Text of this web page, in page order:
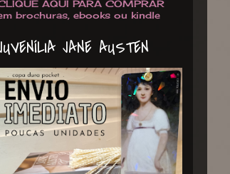
AQUI PARA COMPRAR
brochuras, ebooks ou kindle
JANE AUSTEN